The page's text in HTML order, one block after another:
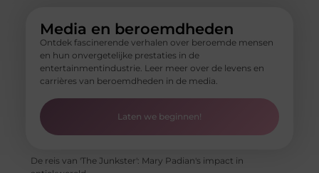
Media en beroemdheden
Ontdek fascinerende verhalen over beroemde mensen
en hun onvergetelijke prestaties in de
entertainmentindustrie. Leer meer over de levens en
carrières van beroemdheden in de media.
Laten we beginnen!
De reis van 'The Junkster': Mary Padian's impact in